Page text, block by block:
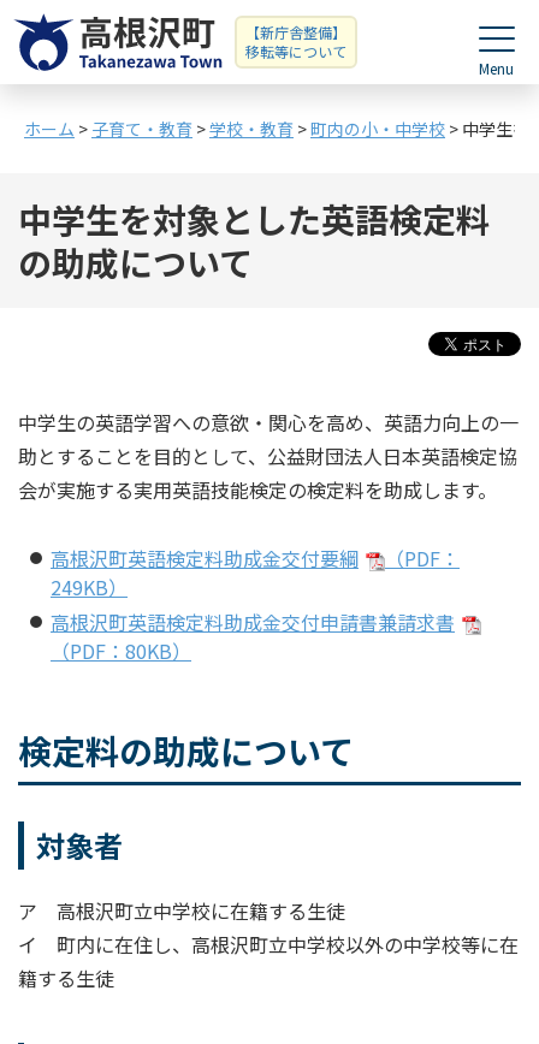
【新庁舎整備】
移転等について
ホーム > 子育て・教育 >学校・教育 >町内の小・中学校 > 中学生を
中学生を対象とした英語検定料
の助成について
中学生の英語学習への意欲・関心を高め、英語力向上の一
助とすることを目的として、公益財団法人日本英語検定協
会が実施する実用英語技能検定の検定料を助成します。
高根沢町英語検定料助成金交付要綱
（PDF：
249KB）
高根沢町英語検定料助成金交付申請書兼請求書
（PDF：80KB）
検定料の助成について
対象者
ア 高根沢町立中学校に在籍する生徒
イ 町内に在住し、高根沢町立中学校以外の中学校等に在
籍する生徒